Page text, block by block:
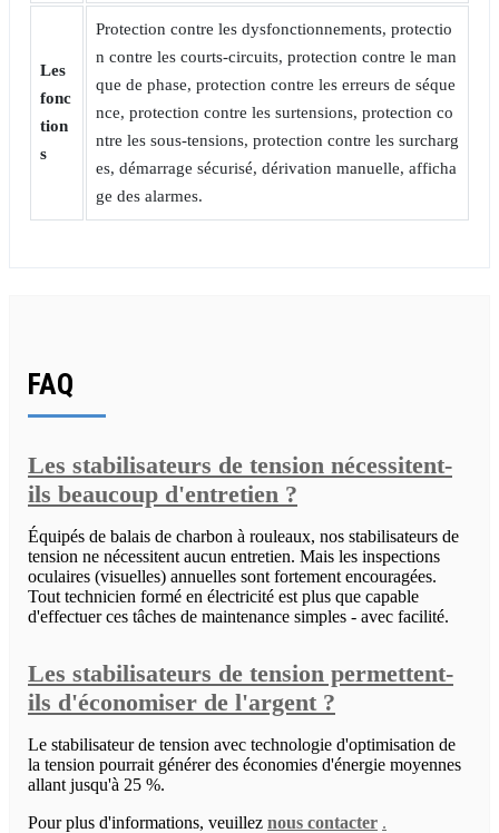
Les
fonc
tion
s
Protection contre les dysfonctionnements, protectio
n contre les courts-circuits, protection contre le man
que de phase, protection contre les erreurs de séque
nce, protection contre les surtensions, protection co
ntre les sous-tensions, protection contre les surcharg
es, démarrage sécurisé, dérivation manuelle, afficha
ge des alarmes.
FAQ
Les stabilisateurs de tension nécessitent-
ils beaucoup d'entretien ?
Équipés de balais de charbon à rouleaux, nos stabilisateurs de
tension ne nécessitent aucun entretien. Mais les inspections
oculaires (visuelles) annuelles sont fortement encouragées.
Tout technicien formé en électricité est plus que capable
d'effectuer ces tâches de maintenance simples - avec facilité.
Les stabilisateurs de tension permettent-
ils d'économiser de l'argent ?
Le stabilisateur de tension avec technologie d'optimisation de
la tension pourrait générer des économies d'énergie moyennes
allant jusqu'à 25 %.
Pour plus d'informations, veuillez nous contacter .